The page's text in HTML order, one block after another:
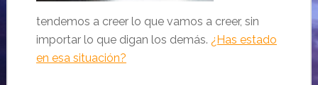
tendemos a creer lo que vamos a creer, sin
importar lo que digan los demás. ¿Has estado
en esa situación?